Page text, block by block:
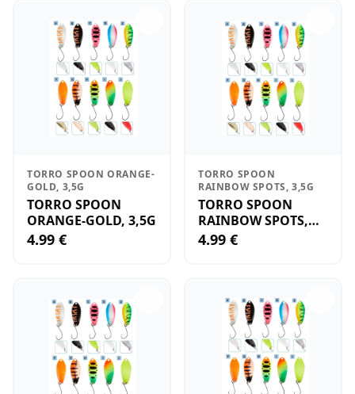
TORRO SPOON ORANGE-
GOLD, 3,5G
TORRO SPOON
ORANGE-GOLD, 3,5G
4.99 €
TORRO SPOON
RAINBOW SPOTS, 3,5G
TORRO SPOON
RAINBOW SPOTS,
3,5G
4.99 €